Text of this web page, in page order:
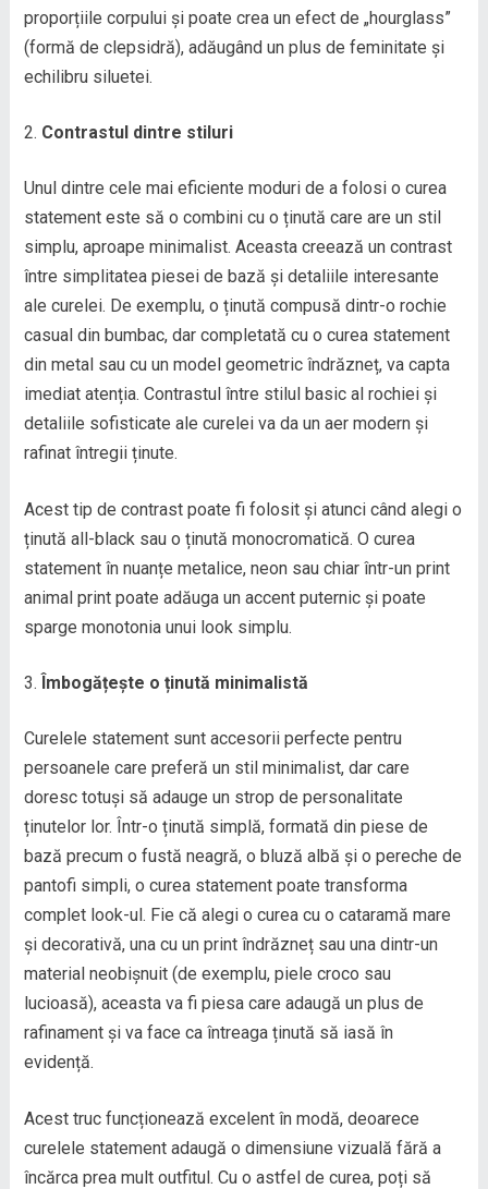
proporțiile corpului și poate crea un efect de „hourglass”
(formă de clepsidră), adăugând un plus de feminitate și
echilibru siluetei.
Contrastul dintre stiluri
Unul dintre cele mai eficiente moduri de a folosi o curea
statement este să o combini cu o ținută care are un stil
simplu, aproape minimalist. Aceasta creează un contrast
între simplitatea piesei de bază și detaliile interesante
ale curelei. De exemplu, o ținută compusă dintr-o rochie
casual din bumbac, dar completată cu o curea statement
din metal sau cu un model geometric îndrăzneț, va capta
imediat atenția. Contrastul între stilul basic al rochiei și
detaliile sofisticate ale curelei va da un aer modern și
rafinat întregii ținute.
Acest tip de contrast poate fi folosit și atunci când alegi o
ținută all-black sau o ținută monocromatică. O curea
statement în nuanțe metalice, neon sau chiar într-un print
animal print poate adăuga un accent puternic și poate
sparge monotonia unui look simplu.
Îmbogățește o ținută minimalistă
Curelele statement sunt accesorii perfecte pentru
persoanele care preferă un stil minimalist, dar care
doresc totuși să adauge un strop de personalitate
ținutelor lor. Într-o ținută simplă, formată din piese de
bază precum o fustă neagră, o bluză albă și o pereche de
pantofi simpli, o curea statement poate transforma
complet look-ul. Fie că alegi o curea cu o cataramă mare
și decorativă, una cu un print îndrăzneț sau una dintr-un
material neobișnuit (de exemplu, piele croco sau
lucioasă), aceasta va fi piesa care adaugă un plus de
rafinament și va face ca întreaga ținută să iasă în
evidență.
Acest truc funcționează excelent în modă, deoarece
curelele statement adaugă o dimensiune vizuală fără a
încărca prea mult outfitul. Cu o astfel de curea, poți să